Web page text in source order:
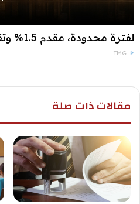
لفترة محدودة، مقدم 1.5% وتقسيط حتى 15 سنة
TMG
مقالات ذات صلة